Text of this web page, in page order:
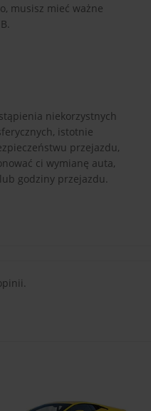
musisz mieć ważne
niekorzystnych
istotnie
przejazdu,
ci wymianę auta,
godziny przejazdu.